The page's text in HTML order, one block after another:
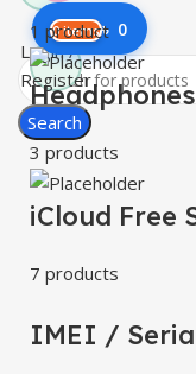
Login /
Register
0items৳ 0
Search
1 product
3 products
iCloud Free
7 products
IMEI /